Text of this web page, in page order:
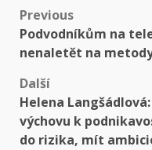
Post
navigation
Previous
Podvodníkům na
nenaletět na
Další
Helena
výchovu k
do rizika, mít